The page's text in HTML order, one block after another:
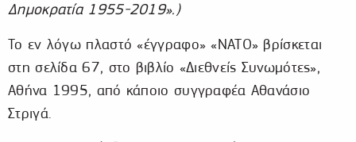
Δημοκρατία 1955-2019».)
Το εν λόγω πλαστό «έγγραφο» «ΝΑΤΟ» βρίσκεται
στη σελίδα 67, στο βιβλίο «Διεθνείς Συνωμότες»,
Αθήνα 1995, από κάποιο συγγραφέα Αθανάσιο
Στριγά.